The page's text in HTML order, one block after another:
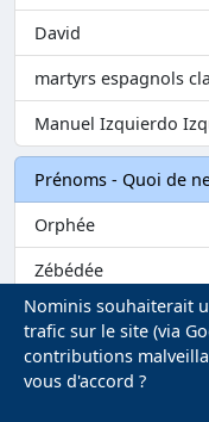
David
martyrs espagnols
Manuel Izquierdo
Prénoms - Quoi de
Orphée
Zébédée
Melvil
Matilin
Nominis souhaiterait
trafic sur le site (via
contributions
vous d'accord ?